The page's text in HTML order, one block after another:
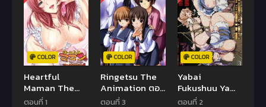
COLOR
Heartful
Maman The
Animation ตอน
ตอนที่ 1
COLOR
Ringetsu The
Animation ตอน
ที่1-3 ซับไทย
ตอนที่ 3
COLOR
Yabai
Fukushuu Yami
Site ตอนที่1-2
ตอนที่ 2